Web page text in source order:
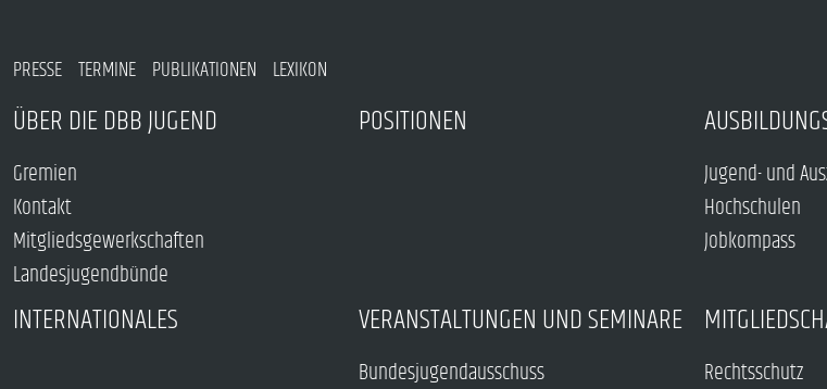
PRESSE TERMINE PUBLIKATIONEN LEXIKON
ÜBER DIE DBB JUGEND
Gremien
Kontakt
Mitgliedsgewerkschaften
Landesjugendbünde
POSITIONEN
Jugend- und
Hochschulen
Jobkompass
INTERNATIONALES VERANSTALTUNGEN UND SEMINARE
Bundesjugendausschuss Rechtsschutz